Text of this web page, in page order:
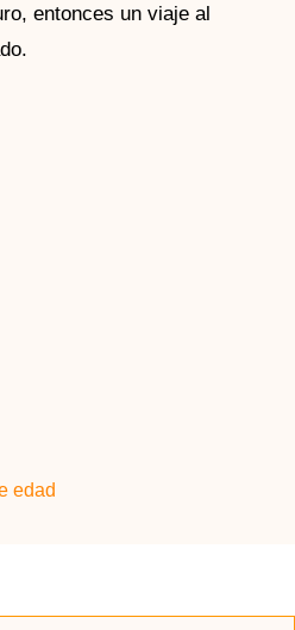
entonces un viaje al
edad